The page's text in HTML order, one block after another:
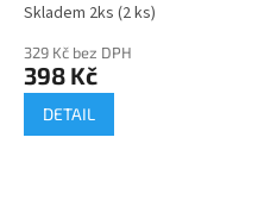
Skladem 2ks (2 ks)
329 Kč bez DPH
398 Kč
DETAIL